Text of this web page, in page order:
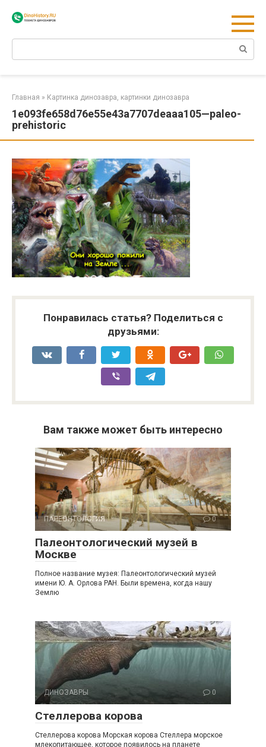
Главная » Картинка динозавра, картинки динозавра
1e093fe658d76e55e43a7707deaaa105—paleo-
prehistoric
Понравилась статья? Поделиться с
друзьями:
Вам также может быть интересно
ПАЛЕОНТОЛОГИЯ 0
Палеонтологический музей в
Москве
Полное название музея: Палеонтологический музей
имени Ю. А. Орлова РАН. Были времена, когда нашу
Землю
ДИНОЗАВРЫ 0
Стеллерова корова
Стеллерова корова Морская корова Стеллера морское
млекопитающее, которое появилось на планете